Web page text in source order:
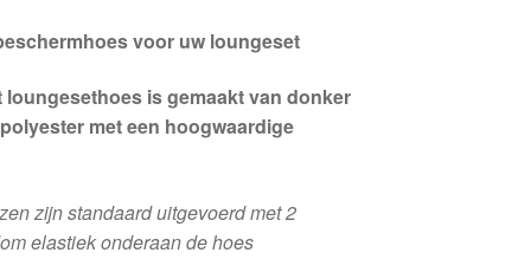
voor uw loungeset
is gemaakt van donker
met een hoogwaardige
zijn standaard uitgevoerd met 2
elastiek onderaan de hoes